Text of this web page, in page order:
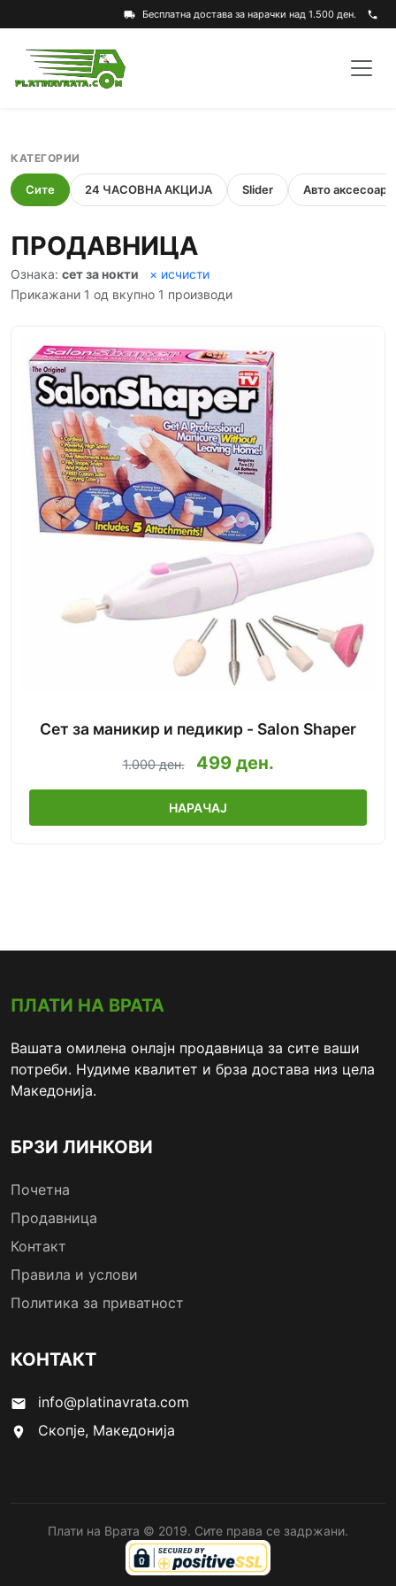
local_shipping Бесплатна достава за нарачки над 1.500 ден. phone
КАТЕГОРИИ
Сите 24 ЧАСОВНА АКЦИЈА Slider Авто аксесоари
ПРОДАВНИЦА
Ознака: сет за нокти
× исчисти
Прикажани 1 од вкупно 1 производи
Сет за маникир и педикир - Salon Shaper
1.000 ден. 499 ден.
НАРАЧАЈ
ПЛАТИ НА ВРАТА
Вашата омилена онлајн продавница за сите ваши
потреби. Нудиме квалитет и брза достава низ цела
Македонија.
БРЗИ ЛИНКОВИ
Почетна
Продавница
Контакт
Правила и услови
Политика за приватност
КОНТАКТ
email info@platinavrata.com
location_on Скопје, Македонија
Плати на Врата © 2019. Сите права се задржани.